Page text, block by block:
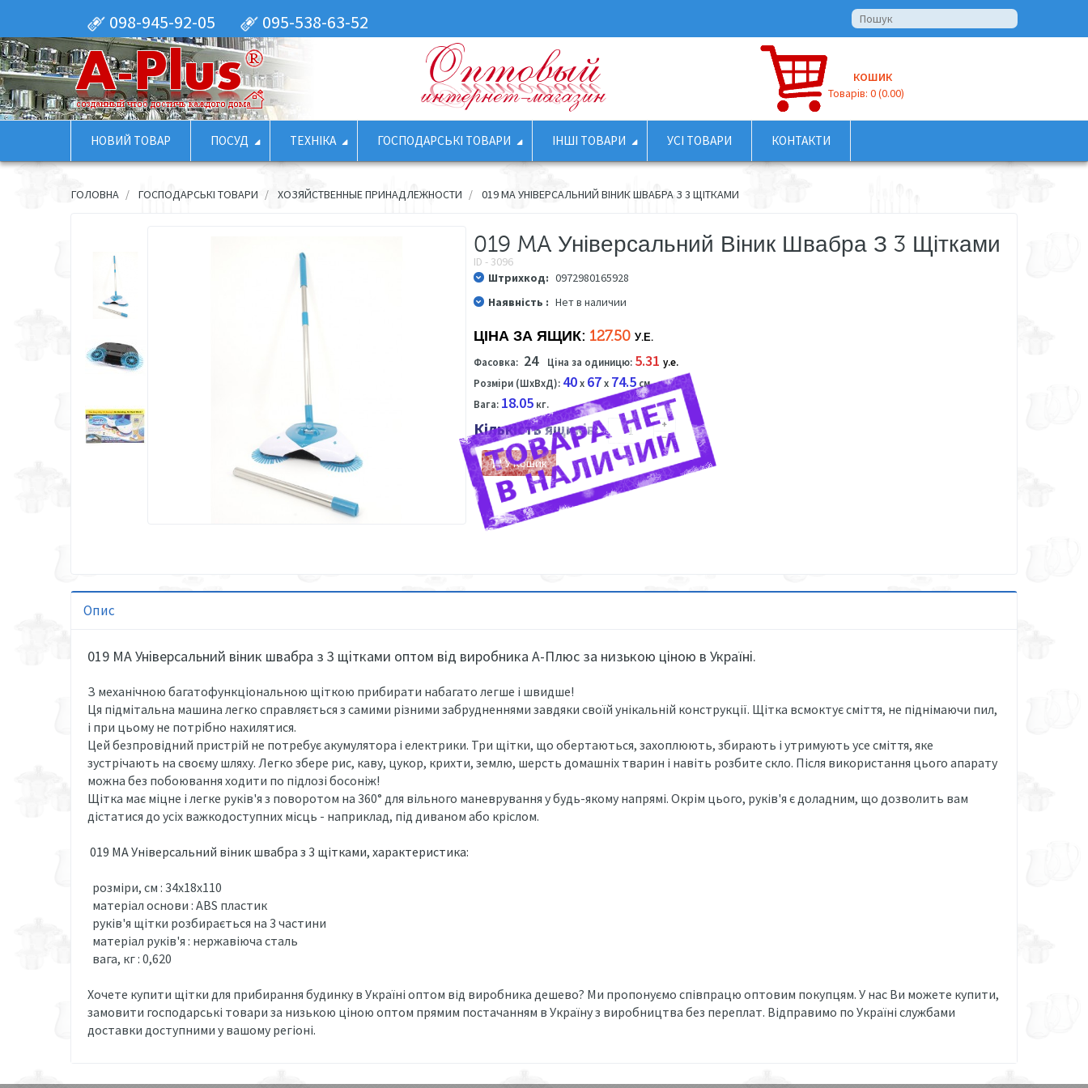
098-945-92-05 095-538-63-52
КОШИК
Товарів: 0 (0.00)
НОВИЙ ТОВАР ПОСУД ТЕХНІКА ГОСПОДАРСЬКІ ТОВАРИ ІНШІ ТОВАРИ УСІ ТОВАРИ КОНТАКТИ
ГОЛОВНА ГОСПОДАРСЬКІ ТОВАРИ ХОЗЯЙСТВЕННЫЕ ПРИНАДЛЕЖНОСТИ 019 MA УНІВЕРСАЛЬНИЙ ВІНИК ШВАБРА З 3 ЩІТКАМИ
019 MA Універсальний Віник Швабра З 3 Щітками
ID - 3096
Штрихкод: 0972980165928
Наявність : Нет в наличии
ЦІНА ЗА ЯЩИК: 127.50 У.Е.
Фасовка: 24 Ціна за одиницю: 5.31 у.е.
Розміри (ШхВхД): 40x 67x 74.5см.
Вага: 18.05кг.
Кількість ящиків:
У Кошик
Опис
019 MA Універсальний віник швабра з 3 щітками оптом від виробника А-Плюс за низькою ціною в Україні.
З механічною багатофункціональною щіткою прибирати набагато легше і швидше!
Ця підмітальна машина легко справляється з самими різними забрудненнями завдяки своїй унікальній конструкції. Щітка всмоктує сміття, не піднімаючи пил,
і при цьому не потрібно нахилятися.
Цей безпровідний пристрій не потребує акумулятора і електрики. Три щітки, що обертаються, захоплюють, збирають і утримують усе сміття, яке
зустрічають на своєму шляху. Легко збере рис, каву, цукор, крихти, землю, шерсть домашніх тварин і навіть розбите скло. Після використання цього апарату
можна без побоювання ходити по підлозі босоніж!
Щітка має міцне і легке руків'я з поворотом на 360° для вільного маневрування у будь-якому напрямі. Окрім цього, руків'я є доладним, що дозволить вам
дістатися до усіх важкодоступних місць - наприклад, під диваном або кріслом.
019 MA Універсальний віник швабра з 3 щітками, характеристика:
розміри, см : 34x18x110
матеріал основи : ABS пластик
руків'я щітки розбирається на 3 частини
матеріал руків'я : нержавіюча сталь
вага, кг : 0,620
Хочете купити щітки для прибирання будинку в Україні оптом від виробника дешево? Ми пропонуємо співпрацю оптовим покупцям. У нас Ви можете купити,
замовити господарські товари за низькою ціною оптом прямим постачанням в Україну з виробництва без переплат. Відправимо по Україні службами
доставки доступними у вашому регіоні.